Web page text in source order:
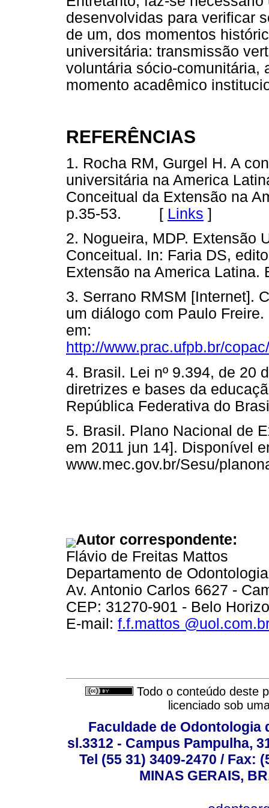
desenvolvidas para verificar
de um, dos momentos
universitária: transmissão
voluntária sócio-comunitária,
momento acadêmico
REFERÊNCIAS
1. Rocha RM, Gurgel H. A
universitária na America
Conceitual da Extensão na
p.35-53. [ Links ]
2. Nogueira, MDP. Extensão
Conceitual. In: Faria DS,
Extensão na America Latina.
3. Serrano RMSM [Internet].
um diálogo com Paulo
em:
http://www.prac.ufpb.br/
4. Brasil. Lei nº 9.394, de 20
diretrizes e bases da
República Federativa do
5. Brasil. Plano Nacional de
em 2011 jun 14]. Disponível
www.mec.gov.br/Sesu/
Autor correspondente:
Flávio de Freitas Mattos
Departamento de
Av. Antonio Carlos 6627 -
CEP: 31270-901 - Belo
E-mail: f.f.mattos
Todo o conteúdo deste
licenciado sob
Faculdade de Odontologia
sl.3312 - Campus Pampulha,
Tel (55 31) 3409-2470 / Fax:
MINAS GERAIS,